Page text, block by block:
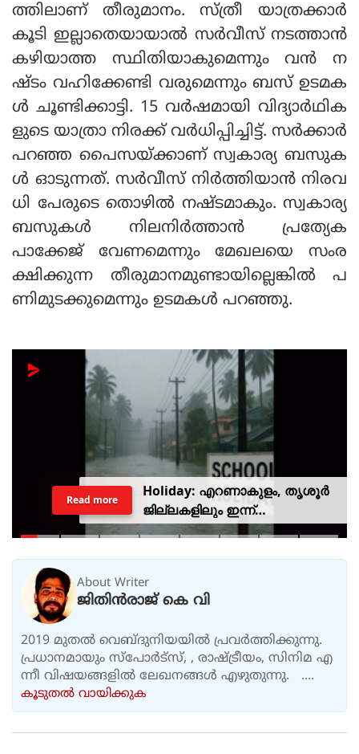
ത്തിലാണ് തീരുമാനം. സ്ത്രീ യാത്രക്കാര്‍
കൂടി ഇല്ലാതെയായാല്‍ സര്‍വീസ് നടത്താന്‍
കഴിയാത്ത സ്ഥിതിയാകുമെന്നും വന്‍ ന
ഷ്ടം വഹിക്കേണ്ടി വരുമെന്നും ബസ് ഉടമക
ള്‍ ചൂണ്ടിക്കാട്ടി. 15 വര്‍ഷമായി വിദ്യാര്‍ഥിക
ളുടെ യാത്രാ നിരക്ക് വര്‍ധിപ്പിച്ചിട്ട്. സര്‍ക്കാര്‍
പറഞ്ഞ പൈസയ്ക്കാണ് സ്വകാര്യ ബസുക
ള്‍ ഓടുന്നത്. സര്‍വീസ് നിര്‍ത്തിയാന്‍ നിരവ
ധി പേരുടെ തൊഴില്‍ നഷ്ടമാകും. സ്വകാര്യ
ബസുകള്‍ നിലനിര്‍ത്താന്‍ പ്രത്യേക
പാക്കേജ് വേണമെന്നും മേഖലയെ സംര
ക്ഷിക്കുന്ന തീരുമാനമുണ്ടായില്ലെങ്കില്‍ പ
ണിമുടക്കുമെന്നും ഉടമകള്‍ പറഞ്ഞു.
Holiday: എറണാകുളം, തൃശൂർ
ജില്ലകളിലും ഇന്ന്
അവധിയാണേ..!
Read more
About Writer
ജിതിൻരാജ് കെ വി
2019 മുതൽ വെബ്ദുനിയയിൽ പ്രവർത്തിക്കുന്നു.
പ്രധാനമായും സ്പോർട്സ്, , രാഷ്ട്രീയം, സിനിമ എ
ന്നീ വിഷയങ്ങളിൽ ലേഖനങ്ങൾ എഴുതുന്നു. ....
കൂടുതല്‍ വായിക്കുക